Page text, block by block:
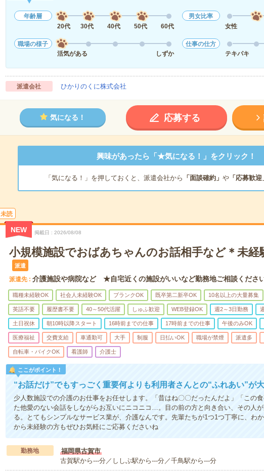
年齢層
20代
30代 40代 50代 60代
男女比率
女性
職場の様子
活気がある
しずか
仕事の仕方
テキパキ
派遣会社 ひかりのくに株式会社
気になる！ 応募する
興味があったら「★気になる！」をクリック！
「気になる！」を押しておくと、派遣会社から 「面談確約」 や「応募歓迎
未読
NEW 掲載日 2026/08/08
小規模施設でおばあちゃんのお話相手など＊未経
派遣
派遣先 介護施設や病院など ★自宅近くの施設がいいなど勤務地ご相談くださ
職種未経験OK 社会人未経験OK ブランクOK 既卒第二新卒OK 10名以上の大量募集
英語不要 履歴書不要 40～50代活躍 しゅふ歓迎 WEB登録OK 週2～3日勤務
土日祝休 朝10時以降スタート 16時前までの仕事 17時前までの仕事 午後のみOK
医療福祉 交費支給 車通勤可 大手 制服 日払いOK 職場が禁煙 派遣多
自転車・バイクOK 看護師 介護士
ここがポイント！
“お話だけ”でもすっごく重要何よりも利用者さんとの“ふれあい”が大
少人数施設での介護のお仕事をお任せします。「昔はね〇〇だったんだよ」「この
た他愛のない会話をしながらお互いにニコニコ…。目の前の方と向き合い、その人
る。とてもシンプルなサービス業が、介護なんです。先輩たちが1つ1つ丁寧に、わ
から未経験の方もぜひお気軽にご応募くださいね
勤務地
福岡県古賀市
古賀駅から---分／ししぶ駅から---分／千鳥駅から---分